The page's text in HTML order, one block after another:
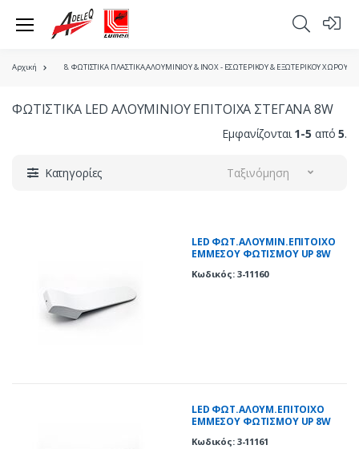
Αρχική 8. ΦΩΤΙΣΤΙΚΑ ΠΛΑΣΤΙΚΑ,ΑΛΟΥΜΙΝΙΟΥ & ΙΝΟΧ - ΕΣΩΤΕΡΙΚΟΥ & ΕΞΩΤΕΡΙΚΟΥ ΧΩΡΟΥ
ΦΩΤΙΣΤΙΚΑ LED ΑΛΟΥΜΙΝΙΟΥ ΕΠΙΤΟΙΧΑ ΣΤΕΓΑΝΑ 8W
Εμφανίζονται1-5 από5.
Κατηγορίες Ταξινόμηση
LED ΦΩΤ.ΑΛΟΥΜΙΝ.ΕΠΙΤΟΙΧΟ
ΕΜΜΕΣΟΥ ΦΩΤΙΣΜΟΥ UP 8W
Κωδικός: 3-11160
LED ΦΩΤ.ΑΛΟΥΜ.ΕΠΙΤΟΙΧΟ
ΕΜΜΕΣΟΥ ΦΩΤΙΣΜΟΥ UP 8W
Κωδικός: 3-11161